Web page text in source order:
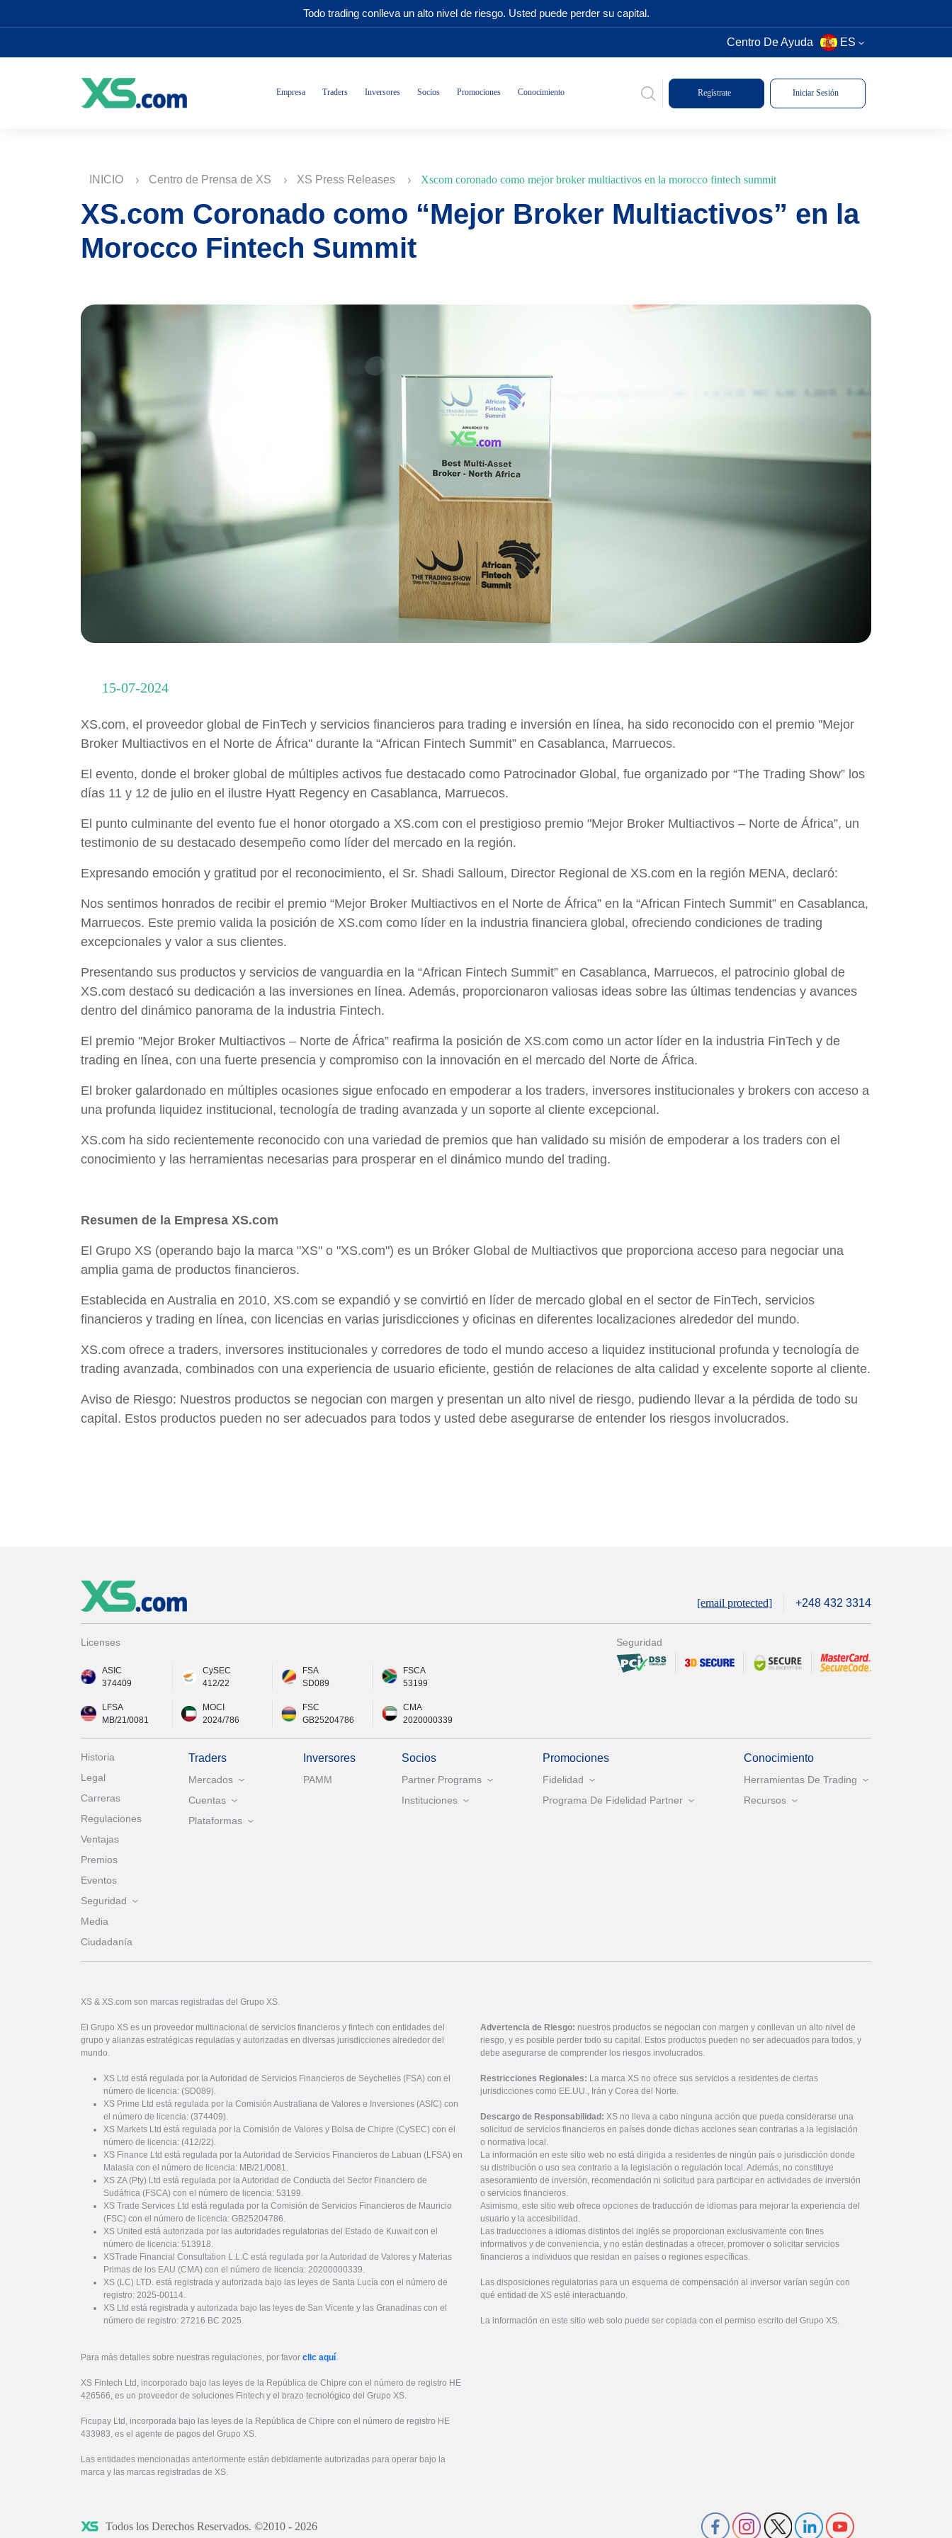
Todo trading conlleva un alto nivel de riesgo. Usted puede perder su capital.
Centro De Ayuda ES
Empresa Traders Inversores Socios Promociones Conocimiento Regístrate Iniciar Sesión
INICIO Centro de Prensa de XS XS Press Releases Xscom coronado como mejor broker multiactivos en la morocco fintech summit
XS.com Coronado como “Mejor Broker Multiactivos” en la
Morocco Fintech Summit
15-07-2024
XS.com, el proveedor global de FinTech y servicios financieros para trading e inversión en línea, ha sido reconocido con el premio "Mejor
Broker Multiactivos en el Norte de África" durante la “African Fintech Summit” en Casablanca, Marruecos.
El evento, donde el broker global de múltiples activos fue destacado como Patrocinador Global, fue organizado por “The Trading Show” los
días 11 y 12 de julio en el ilustre Hyatt Regency en Casablanca, Marruecos.
El punto culminante del evento fue el honor otorgado a XS.com con el prestigioso premio "Mejor Broker Multiactivos – Norte de África”, un
testimonio de su destacado desempeño como líder del mercado en la región.
Expresando emoción y gratitud por el reconocimiento, el Sr. Shadi Salloum, Director Regional de XS.com en la región MENA, declaró:
Nos sentimos honrados de recibir el premio “Mejor Broker Multiactivos en el Norte de África” en la “African Fintech Summit” en Casablanca,
Marruecos. Este premio valida la posición de XS.com como líder en la industria financiera global, ofreciendo condiciones de trading
excepcionales y valor a sus clientes.
Presentando sus productos y servicios de vanguardia en la “African Fintech Summit” en Casablanca, Marruecos, el patrocinio global de
XS.com destacó su dedicación a las inversiones en línea. Además, proporcionaron valiosas ideas sobre las últimas tendencias y avances
dentro del dinámico panorama de la industria Fintech.
El premio "Mejor Broker Multiactivos – Norte de África” reafirma la posición de XS.com como un actor líder en la industria FinTech y de
trading en línea, con una fuerte presencia y compromiso con la innovación en el mercado del Norte de África.
El broker galardonado en múltiples ocasiones sigue enfocado en empoderar a los traders, inversores institucionales y brokers con acceso a
una profunda liquidez institucional, tecnología de trading avanzada y un soporte al cliente excepcional.
XS.com ha sido recientemente reconocido con una variedad de premios que han validado su misión de empoderar a los traders con el
conocimiento y las herramientas necesarias para prosperar en el dinámico mundo del trading.
Resumen de la Empresa XS.com
El Grupo XS (operando bajo la marca "XS" o "XS.com") es un Bróker Global de Multiactivos que proporciona acceso para negociar una
amplia gama de productos financieros.
Establecida en Australia en 2010, XS.com se expandió y se convirtió en líder de mercado global en el sector de FinTech, servicios
financieros y trading en línea, con licencias en varias jurisdicciones y oficinas en diferentes localizaciones alrededor del mundo.
XS.com ofrece a traders, inversores institucionales y corredores de todo el mundo acceso a liquidez institucional profunda y tecnología de
trading avanzada, combinados con una experiencia de usuario eficiente, gestión de relaciones de alta calidad y excelente soporte al cliente.
Aviso de Riesgo: Nuestros productos se negocian con margen y presentan un alto nivel de riesgo, pudiendo llevar a la pérdida de todo su
capital. Estos productos pueden no ser adecuados para todos y usted debe asegurarse de entender los riesgos involucrados.
[email protected] +248 432 3314
Licenses
ASIC
374409
CySEC
412/22
FSA
SD089
FSCA
53199
LFSA
MB/21/0081
MOCI
2024/786
FSC
GB25204786
CMA
2020000339
Seguridad
Historia
Legal
Carreras
Regulaciones
Ventajas
Premios
Eventos
Seguridad
Media
Ciudadanía
Traders
Mercados
Cuentas
Plataformas
Inversores
PAMM
Socios
Partner Programs
Instituciones
Promociones
Fidelidad
Programa De Fidelidad Partner
Conocimiento
Herramientas De Trading
Recursos
XS & XS.com son marcas registradas del Grupo XS.
El Grupo XS es un proveedor multinacional de servicios financieros y fintech con entidades del
grupo y alianzas estratégicas reguladas y autorizadas en diversas jurisdicciones alrededor del
mundo.
XS Ltd está regulada por la Autoridad de Servicios Financieros de Seychelles (FSA) con el
número de licencia: (SD089).
XS Prime Ltd está regulada por la Comisión Australiana de Valores e Inversiones (ASIC) con
el número de licencia: (374409).
XS Markets Ltd está regulada por la Comisión de Valores y Bolsa de Chipre (CySEC) con el
número de licencia: (412/22).
XS Finance Ltd está regulada por la Autoridad de Servicios Financieros de Labuan (LFSA) en
Malasia con el número de licencia: MB/21/0081.
XS ZA (Pty) Ltd está regulada por la Autoridad de Conducta del Sector Financiero de
Sudáfrica (FSCA) con el número de licencia: 53199.
XS Trade Services Ltd está regulada por la Comisión de Servicios Financieros de Mauricio
(FSC) con el número de licencia: GB25204786.
XS United está autorizada por las autoridades regulatorias del Estado de Kuwait con el
número de licencia: 513918.
XSTrade Financial Consultation L.L.C está regulada por la Autoridad de Valores y Materias
Primas de los EAU (CMA) con el número de licencia: 20200000339.
XS (LC) LTD. está registrada y autorizada bajo las leyes de Santa Lucía con el número de
registro: 2025-00114.
XS Ltd está registrada y autorizada bajo las leyes de San Vicente y las Granadinas con el
número de registro: 27216 BC 2025.
Para más detalles sobre nuestras regulaciones, por favor clic aquí
XS Fintech Ltd, incorporado bajo las leyes de la República de Chipre con el número de registro HE
426566, es un proveedor de soluciones Fintech y el brazo tecnológico del Grupo XS.
Ficupay Ltd, incorporada bajo las leyes de la República de Chipre con el número de registro HE
433983, es el agente de pagos del Grupo XS.
Las entidades mencionadas anteriormente están debidamente autorizadas para operar bajo la
marca y las marcas registradas de XS.
Advertencia de Riesgo: nuestros productos se negocian con margen y conllevan un alto nivel de
riesgo, y es posible perder todo su capital. Estos productos pueden no ser adecuados para todos, y
debe asegurarse de comprender los riesgos involucrados.
Restricciones Regionales: La marca XS no ofrece sus servicios a residentes de ciertas
jurisdicciones como EE.UU., Irán y Corea del Norte.
Descargo de Responsabilidad: XS no lleva a cabo ninguna acción que pueda considerarse una
solicitud de servicios financieros en países donde dichas acciones sean contrarias a la legislación
o normativa local.
La información en este sitio web no está dirigida a residentes de ningún país o jurisdicción donde
su distribución o uso sea contrario a la legislación o regulación local. Además, no constituye
asesoramiento de inversión, recomendación ni solicitud para participar en actividades de inversión
o servicios financieros.
Asimismo, este sitio web ofrece opciones de traducción de idiomas para mejorar la experiencia del
usuario y la accesibilidad.
Las traducciones a idiomas distintos del inglés se proporcionan exclusivamente con fines
informativos y de conveniencia, y no están destinadas a ofrecer, promover o solicitar servicios
financieros a individuos que residan en países o regiones específicas.
Las disposiciones regulatorias para un esquema de compensación al inversor varían según con
qué entidad de XS esté interactuando.
La información en este sitio web solo puede ser copiada con el permiso escrito del Grupo XS.
Todos los Derechos Reservados. ©2010 - 2026